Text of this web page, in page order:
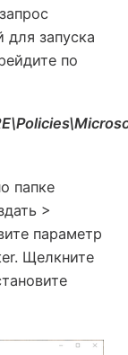
для запуска
по
папке
>
параметр
Щелкните